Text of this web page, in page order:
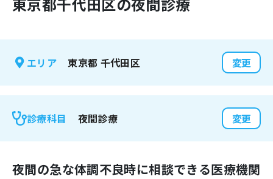
花粉症
感染症
よくあるご質問
エリア 東京都 千代田区 変更
診療科目 夜間診療 変更
夜間の急な体調不良時に相談できる医療機関